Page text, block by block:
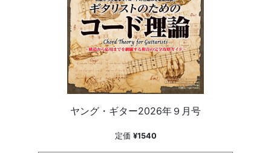
ヤング・ギター2026年９月号
定価 ¥1540